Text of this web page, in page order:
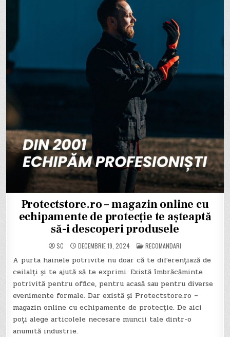
Protectstore.ro – magazin online cu
echipamente de protecție te așteaptă
să-i descoperi produsele
SC DECEMBRIE 19, 2024 POSTED
IN
RECOMANDARI
A purta hainele potrivite nu doar că te diferențiază de
ceilalți și te ajută să te exprimi. Există îmbrăcăminte
potrivită pentru office, pentru acasă sau pentru diverse
evenimente formale. Dar există și Protectstore.ro –
magazin online cu echipamente de protecție. De aici
poți alege articolele necesare muncii tale dintr-o
anumită industrie.